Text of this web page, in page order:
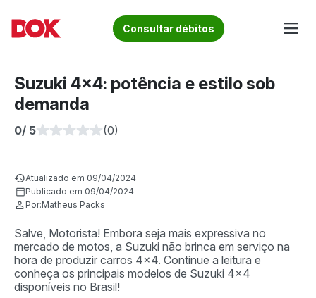
content
Acesse o Blog e conheça todos os nossos artigos | DOK
Fique por dentro de artigos sobre o trânsito brasileiro!
Conheça informações sobre licenciamento, ipva, multas e
Consultar débitos
Suzuki 4×4: potência e estilo sob
demanda
0/ 5 (0)
Atualizado em 09/04/2024
Publicado em 09/04/2024
Por:Matheus Packs
Salve, Motorista! Embora seja mais expressiva no
mercado de motos, a Suzuki não brinca em serviço na
hora de produzir carros 4×4. Continue a leitura e
conheça os principais modelos de Suzuki 4×4
disponíveis no Brasil!